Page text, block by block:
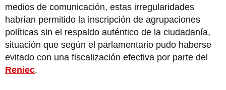
medios de comunicación, estas irregularidades
habrían permitido la inscripción de agrupaciones
políticas sin el respaldo auténtico de la ciudadanía,
situación que según el parlamentario pudo haberse
evitado con una fiscalización efectiva por parte del
Reniec.